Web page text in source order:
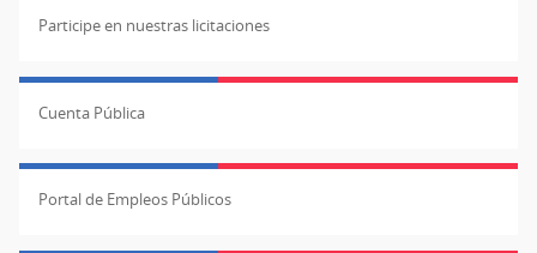
Participe en nuestras licitaciones
Cuenta Pública
Portal de Empleos Públicos